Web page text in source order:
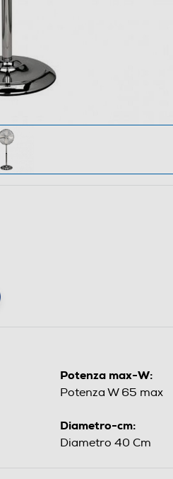
Potenza max-W:
Potenza W 65 max
Diametro-cm:
Diametro 40 Cm